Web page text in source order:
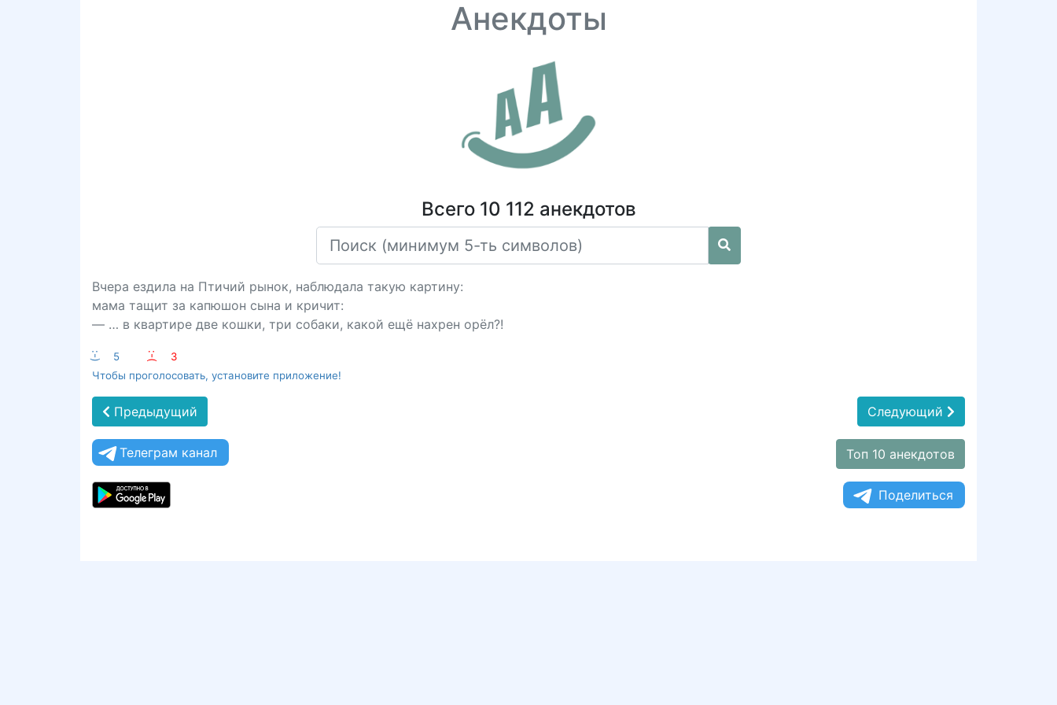
Анекдоты
Всего 10 112 анекдотов
Вчера ездила на Птичий рынок, наблюдала такую картину:
мама тащит за капюшон сына и кричит:
— … в квартире две кошки, три собаки, какой ещё нахрен орёл?!
:-) 5 :-(
3
Чтобы проголосовать, установите приложение!
Предыдущий Следующий
Телеграм канал Топ 10 анекдотов
Поделиться